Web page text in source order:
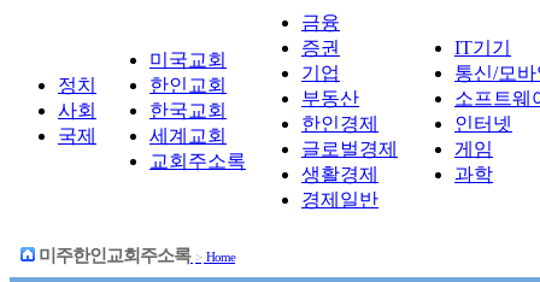
정치
사회
국제
미국교회
한인교회
한국교회
세계교회
교회주소록
금융
증권
기업
부동산
한인경제
글로벌경제
생활경제
경제일반
IT기기
통신/모
소프트웨
인터넷
게임
과학
미주한인교회주소록 > Home